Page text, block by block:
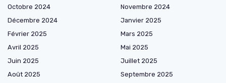
Octobre 2024
Novembre 2024
Décembre 2024
Janvier 2025
Février 2025
Mars 2025
Avril 2025
Mai 2025
Juin 2025
Juillet 2025
Août 2025
Septembre 2025